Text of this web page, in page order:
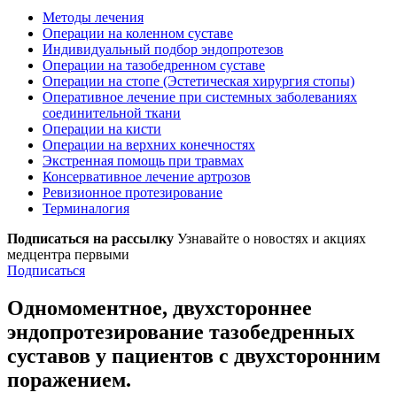
Методы лечения
Операции на коленном суставе
Индивидуальный подбор эндопротезов
Операции на тазобедренном суставе
Операции на стопе (Эстетическая хирургия стопы)
Оперативное лечение при системных заболеваниях
соединительной ткани
Операции на кисти
Операции на верхних конечностях
Экстренная помощь при травмах
Консервативное лечение артрозов
Ревизионное протезирование
Терминалогия
Подписаться на рассылку Узнавайте о новостях и акциях
медцентра первыми
Подписаться
Одномоментное, двухстороннее
эндопротезирование тазобедренных
суставов у пациентов с двухсторонним
поражением.